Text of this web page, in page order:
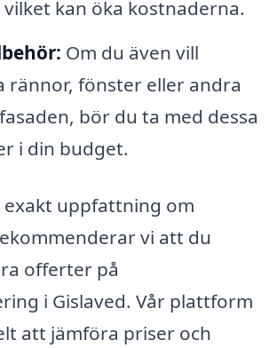
kan öka kostnaderna.
Om du även vill
rännor, fönster eller andra
bör du ta med dessa
i din budget.
exakt uppfattning om
vi att du
offerter på
i Gislaved. Vår plattform
att jämföra priser och